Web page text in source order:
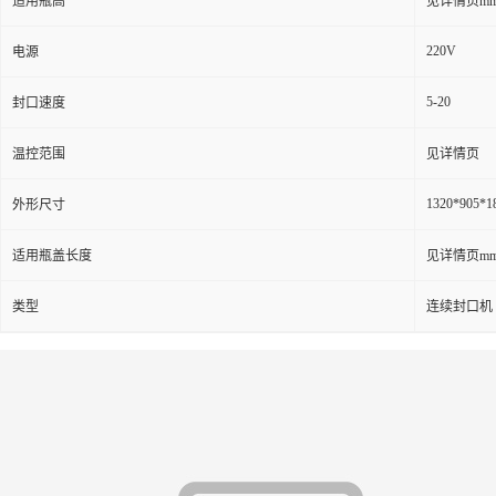
电源 220V
封口速度 5-20
温控范围 见详情页
外形尺寸
适用瓶盖长度 见详情页
类型 连续封口机